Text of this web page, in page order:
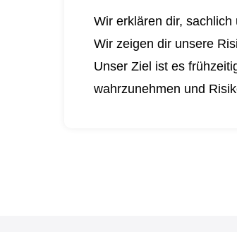
Wir erklären dir,
Wir zeigen dir unsere
Unser Ziel ist es
wahrzunehmen und